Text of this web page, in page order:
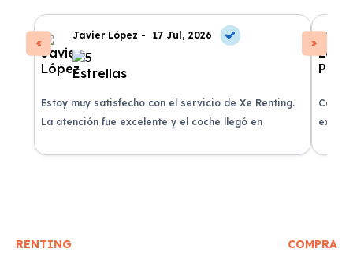
Javier López - 17 Jul, 2026
Estoy muy satisfecho con el servicio de Xe Renting.
La atención fue excelente y el coche llegó en
RENTING COMPRA